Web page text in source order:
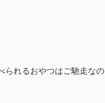
られるおやつはご馳走なの